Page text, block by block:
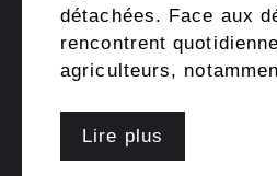
détachées. Face aux
rencontrent
agriculteurs,
Lire plus